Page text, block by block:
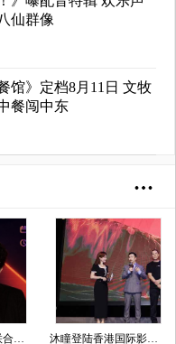
仙群像
馆》定档8月11日 文牧
餐闯中东
曹译文导演受邀联合国AI for Good全球峰会 以AI影像传递向善力量